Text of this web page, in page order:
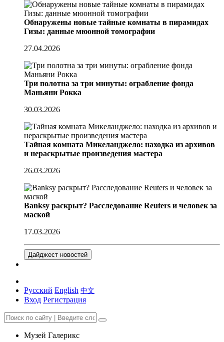
Обнаружены новые тайные комнаты в пирамидах
Гизы: данные мюонной томографии
27.04.2026
Три полотна за три минуты: ограбление фонда
Маньяни Рокка
30.03.2026
Тайная комната Микеланджело: находка из архивов
и нераскрытые произведения мастера
26.03.2026
Banksy раскрыт? Расследование Reuters и человек за
маской
17.03.2026
Дайджест новостей
Русский English 中文
Вход Регистрация
Музей Галерикс